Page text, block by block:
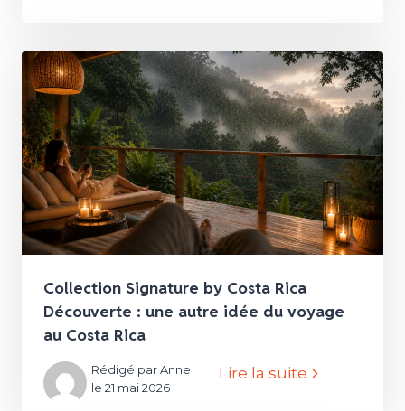
Collection Signature by Costa Rica
Découverte : une autre idée du voyage
au Costa Rica
Rédigé par Anne
le 21 mai 2026
Lire la suite